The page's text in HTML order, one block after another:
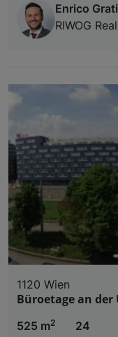
Enrico
RIWOG
1120 Wien
Büroetage an der
525 m2
24